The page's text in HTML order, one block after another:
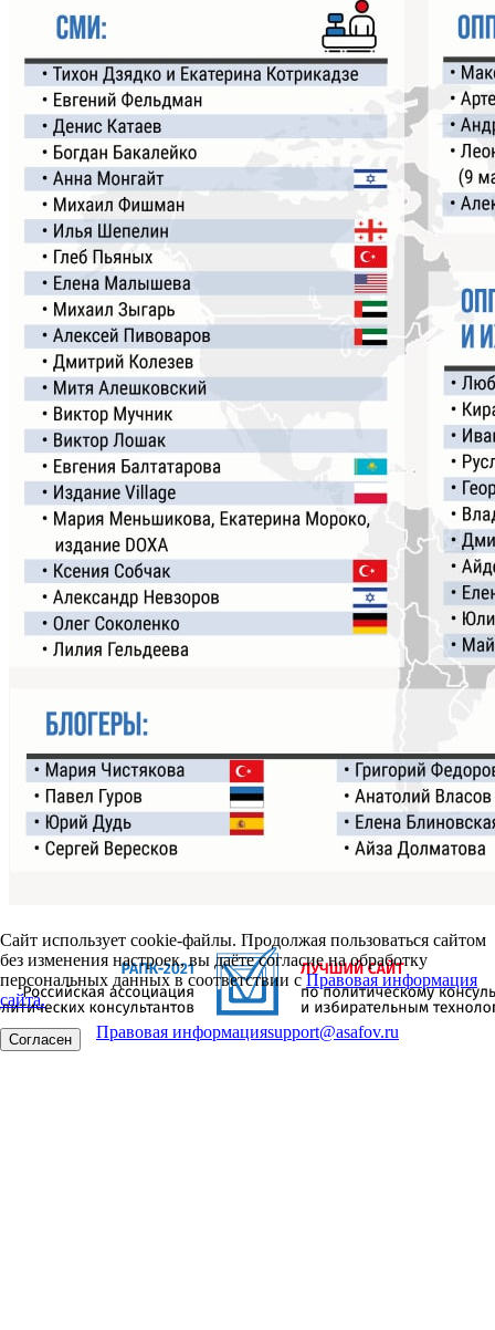
Сайт использует cookie-файлы. Продолжая пользоваться сайтом
без изменения настроек, вы даёте согласие на обработку
персональных данных в соответствии сПравовая информация
сайта.
Согласен Правовая информацияsupport@asafov.ru